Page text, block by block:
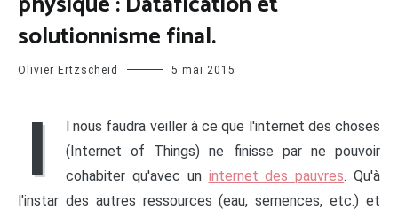
solutionnisme final.
Olivier Ertzscheid 5 mai 2015
I
l nous faudra veiller à ce que l'internet des choses
(Internet of Things) ne finisse par ne pouvoir
cohabiter qu'avec un internet des pauvres. Qu'à
l'instar des autres ressources (eau, semences, etc.) et